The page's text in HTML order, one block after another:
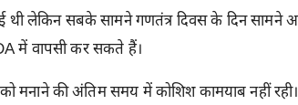
थी लेकिन सबके सामने गणतंत्र दिवस के दिन
में वापसी कर सकते हैं।
मनाने की अंतिम समय में कोशिश कामयाब नहीं